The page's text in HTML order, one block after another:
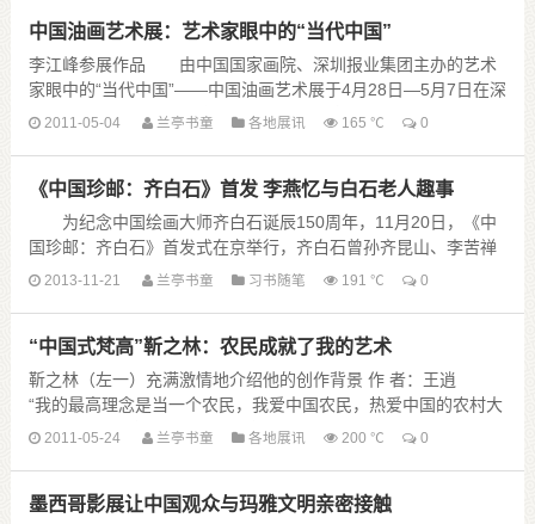
中国油画艺术展：艺术家眼中的“当代中国”
李江峰参展作品 由中国国家画院、深圳报业集团主办的艺术
家眼中的“当代中国”——中国油画艺术展于4月28日—5月7日在深
圳关山月美术馆展出。这是全国各地油画家对......
2011-05-04 兰亭书童 各地展讯 165 ℃ 0
《中国珍邮：齐白石》首发 李燕忆与白石老人趣事
为纪念中国绘画大师齐白石诞辰150周年，11月20日，《中
国珍邮：齐白石》首发式在京举行，齐白石曾孙齐昆山、李苦禅
之子李燕等受邀出席。李燕回忆，当年他随父亲李苦禅给白石老
2013-11-21 兰亭书童 习书随笔 191 ℃ 0
“中国式梵高”靳之林：农民成就了我的艺术
靳之林（左一）充满激情地介绍他的创作背景 作 者：王逍
“我的最高理念是当一个农民，我爱中国农民，热爱中国的农村大
地。我不会脱离生活，不会脱离农民，我要与他们......
2011-05-24 兰亭书童 各地展讯 200 ℃ 0
墨西哥影展让中国观众与玛雅文明亲密接触